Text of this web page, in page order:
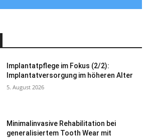
Implantatpflege im Fokus (2/2):
Implantatversorgung im höheren Alter
5. August 2026
Minimalinvasive Rehabilitation bei
generalisiertem Tooth Wear mit